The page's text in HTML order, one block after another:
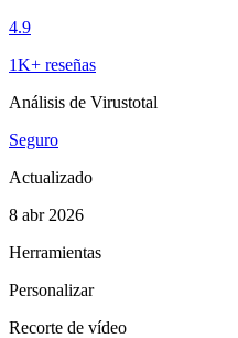
4.9
1K+ reseñas
Análisis de Virustotal
Seguro
Actualizado
8 abr 2026
Herramientas
Personalizar
Recorte de vídeo